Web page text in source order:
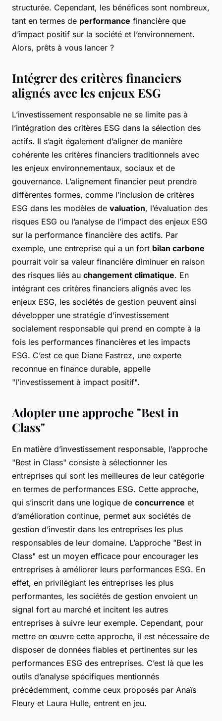
structurée. Cependant, les bénéfices sont nombreux,
tant en termes de performance financière que
d’impact positif sur la société et l’environnement.
Alors, prêts à vous lancer ?
Intégrer des critères financiers
alignés avec les enjeux ESG
L’investissement responsable ne se limite pas à
l’intégration des critères ESG dans la sélection des
actifs. Il s’agit également d’aligner de manière
cohérente les critères financiers traditionnels avec
les enjeux environnementaux, sociaux et de
gouvernance. L’alignement financier peut prendre
différentes formes, comme l’inclusion de critères
ESG dans les modèles de valuation, l’évaluation des
risques ESG ou l’analyse de l’impact des enjeux ESG
sur la performance financière des actifs. Par
exemple, une entreprise qui a un fort bilan carbone
pourrait voir sa valeur financière diminuer en raison
des risques liés au changement climatique. En
intégrant ces critères financiers alignés avec les
enjeux ESG, les sociétés de gestion peuvent ainsi
développer une stratégie d’investissement
socialement responsable qui prend en compte à la
fois les performances financières et les impacts
ESG. C’est ce que Diane Fastrez, une experte
reconnue en finance durable, appelle
"l’investissement à impact positif".
Adopter une approche "Best in
Class"
En matière d’investissement responsable, l’approche
"Best in Class" consiste à sélectionner les
entreprises qui sont les meilleures de leur catégorie
en termes de performances ESG. Cette approche,
qui s’inscrit dans une logique de concurrence et
d’amélioration continue, permet aux sociétés de
gestion d’investir dans les entreprises les plus
responsables de leur domaine. L’approche "Best in
Class" est un moyen efficace pour encourager les
entreprises à améliorer leurs performances ESG. En
effet, en privilégiant les entreprises les plus
performantes, les sociétés de gestion envoient un
signal fort au marché et incitent les autres
entreprises à suivre leur exemple. Cependant, pour
mettre en œuvre cette approche, il est nécessaire de
disposer de données fiables et pertinentes sur les
performances ESG des entreprises. C’est là que les
outils d’analyse spécifiques mentionnés
précédemment, comme ceux proposés par Anaïs
Fleury et Laura Hulle, entrent en jeu.